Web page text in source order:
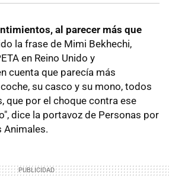
al parecer más que
la frase de Mimi Bekhechi,
en Reino Unido y
cuenta que parecía más
su casco y su mono, todos
que por el choque contra ese
dice la portavoz de Personas por
Animales.